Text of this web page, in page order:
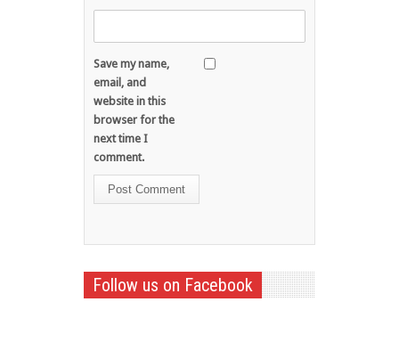
Save my name,
email, and
website in this
browser for the
next time I
comment.
Follow us on Facebook